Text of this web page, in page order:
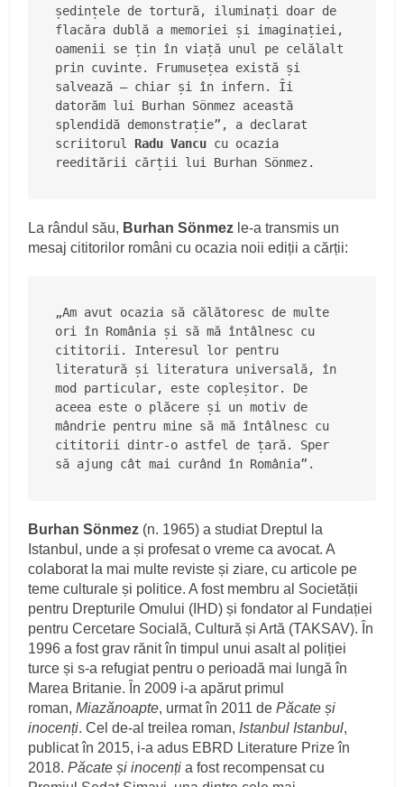
ședințele de tortură, iluminați doar de
flacăra dublă a memoriei și imaginației,
oamenii se țin în viață unul pe celălalt
prin cuvinte. Frumusețea există și
salvează – chiar și în infern. Îi
datorăm lui Burhan Sönmez această
splendidă demonstrație”, a declarat
scriitorul Radu Vancu cu ocazia
reeditării cărții lui Burhan Sönmez.
La rândul său, Burhan Sönmez le-a transmis un
mesaj cititorilor români cu ocazia noii ediții a cărții:
„Am avut ocazia să călătoresc de multe
ori în România și să mă întâlnesc cu
cititorii. Interesul lor pentru
literatură și literatura universală, în
mod particular, este copleșitor. De
aceea este o plăcere și un motiv de
mândrie pentru mine să mă întâlnesc cu
cititorii dintr-o astfel de țară. Sper
să ajung cât mai curând în România”.
Burhan Sönmez (n. 1965) a studiat Dreptul la
Istanbul, unde a și profesat o vreme ca avocat. A
colaborat la mai multe reviste și ziare, cu articole pe
teme culturale și politice. A fost membru al Societății
pentru Drepturile Omului (IHD) și fondator al Fundației
pentru Cercetare Socială, Cultură și Artă (TAKSAV). În
1996 a fost grav rănit în timpul unui asalt al poliției
turce și s-a refugiat pentru o perioadă mai lungă în
Marea Britanie. În 2009 i-a apărut primul
roman,Miazănoapte, urmat în 2011 dePăcate și
inocenți. Cel de-al treilea roman, Istanbul Istanbul,
publicat în 2015, i-a adus EBRD Literature Prize în
2018.Păcate și inocenți a fost recompensat cu